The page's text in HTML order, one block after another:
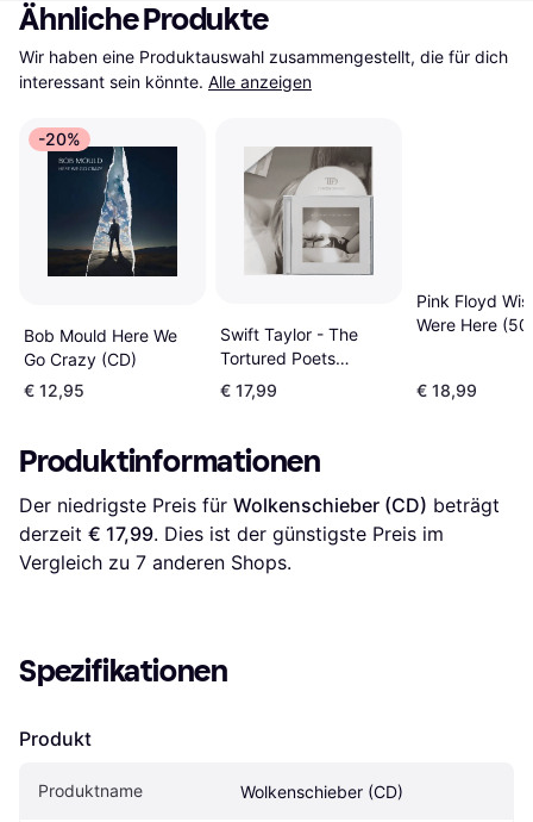
Ähnliche Produkte
Wir haben eine Produktauswahl zusammengestellt, die für dich
interessant sein könnte. Alle anzeigen
-20%
Bob Mould Here We
Go Crazy (CD)
€ 12,95
Swift Taylor - The
Tortured Poets
Department 2024
(CD)
€ 17,99
Pink Floyd
Were Here
€ 18,99
Produktinformationen
Der niedrigste Preis für Wolkenschieber (CD) beträgt
derzeit € 17,99. Dies ist der günstigste Preis im
Vergleich zu 7 anderen Shops.
Spezifikationen
Produkt
Produktname Wolkenschieber (CD)